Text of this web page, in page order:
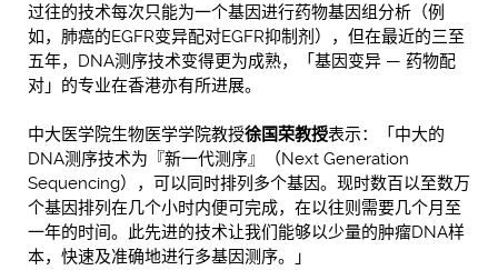
过往的技术每次只能为一个基因进行药物基因组分析（例
如，肺癌的EGFR变异配对EGFR抑制剂），但在最近的三至
五年，DNA测序技术变得更为成熟，「基因变异 — 药物配
对」的专业在香港亦有所进展。
中大医学院生物医学学院教授徐国荣教授表示：「中大的
DNA测序技术为『新一代测序』（Next Generation
Sequencing），可以同时排列多个基因。现时数百以至数万
个基因排列在几个小时内便可完成，在以往则需要几个月至
一年的时间。此先进的技术让我们能够以少量的肿瘤DNA样
本，快速及准确地进行多基因测序。」